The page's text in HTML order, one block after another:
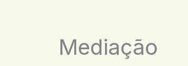
Mediação